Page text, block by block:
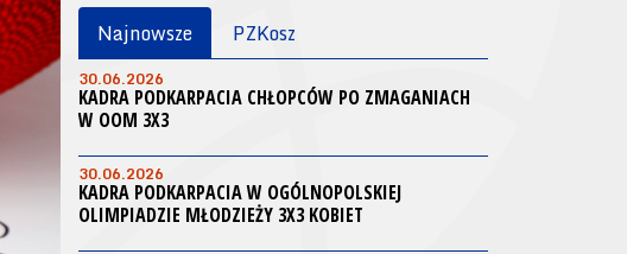
Najnowsze PZKosz
30.06.2026
KADRA PODKARPACIA CHŁOPCÓW PO ZMAGANIACH
W OOM 3X3
30.06.2026
KADRA PODKARPACIA W OGÓLNOPOLSKIEJ
OLIMPIADZIE MŁODZIEŻY 3X3 KOBIET